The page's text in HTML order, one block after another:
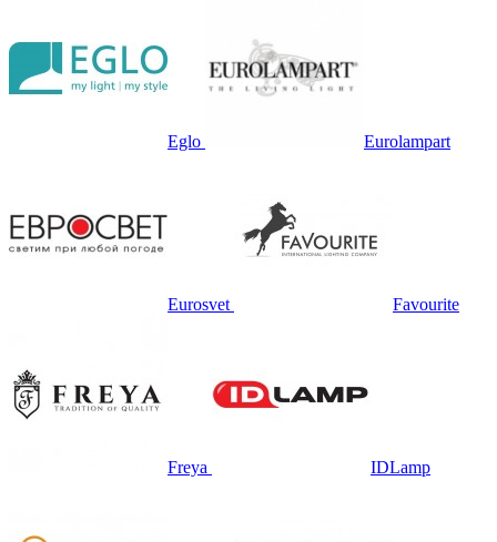
Eglo Eurolampart
Eurosvet Favourite
Freya IDLamp